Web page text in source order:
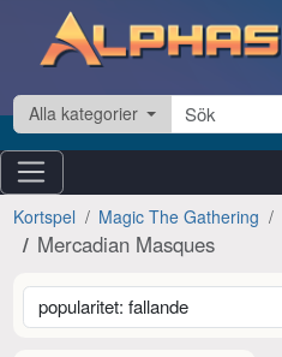
Hoppa till innehåll
Alla kategorier
Kortspel Magic The Gathering
Mercadian Masques